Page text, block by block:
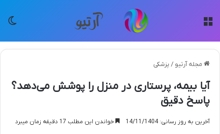
مجله آرتیو / پزشکی
آیا بیمه، پرستاری در منزل را پوشش می‌دهد؟
پاسخ دقیق
آخرین به روز رسانی: 14/11/1404 خواندن این مطلب 17 دقیقه زمان میبرد